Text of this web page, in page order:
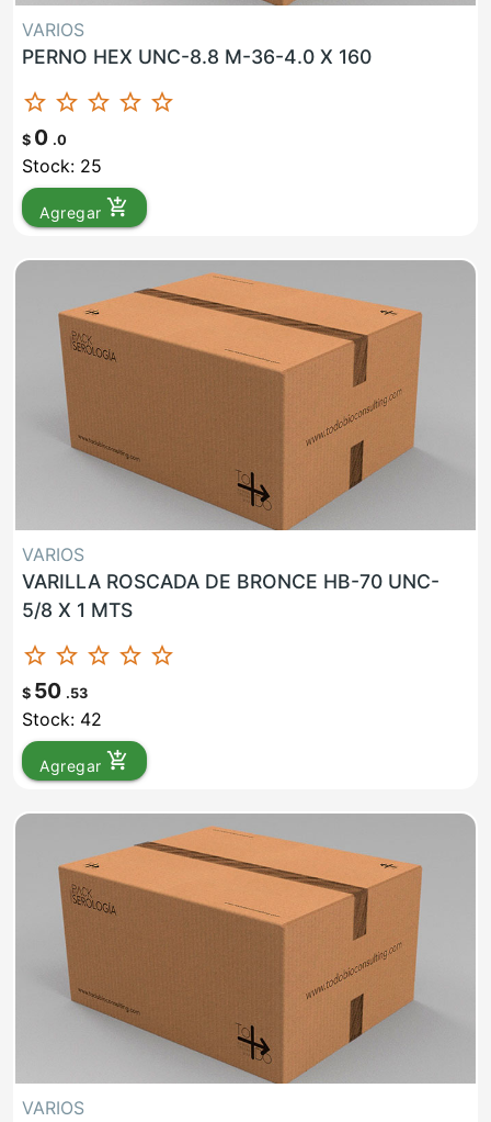
VARIOS
PERNO HEX UNC-8.8 M-36-4.0 X 160
star_border star_border star_border star_border star_border
$ 0 .0
Stock: 25
Agregar add_shopping_cart
VARIOS
VARILLA ROSCADA DE BRONCE HB-70 UNC-
5/8 X 1 MTS
star_border star_border star_border star_border star_border
$ 50 .53
Stock: 42
Agregar add_shopping_cart
VARIOS